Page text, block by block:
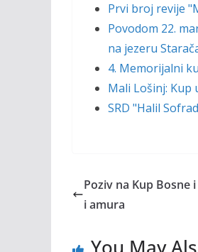
Prvi broj revije
Povodom 22.
na jezeru
4. Memorijalni
Mali Lošinj: Kup
SRD "Halil
Poziv na Kup Bosne
i amura